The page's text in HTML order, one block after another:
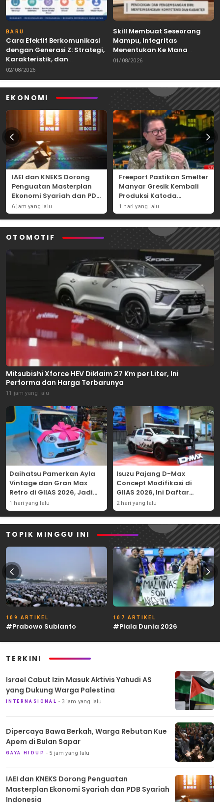
BARU
Cara Efektif Berkomunikasi
dengan Generasi Z: Strategi,
Karakteristik, dan
Tantangannya
02/08/2026
Skill Membuat Seseorang
Mampu, Integritas
Menentukan Ke Mana
Kemampuan Itu Dibawa
01/08/2026
EKONOMI
IAEI dan KNEKS Dorong
Penguatan Masterplan
Ekonomi Syariah dan PDB
Syariah Indonesia
6 jam yang lalu
Freeport Pastikan Smelter
Manyar Gresik Kembali
Produksi Katoda
Tembaga Mulai
September 2026
1 hari yang lalu
OTOMOTIF
Mitsubishi Xforce HEV Diklaim 27 Km per Liter, Ini
Performa dan Harga Terbarunya
11 jam yang lalu
Daihatsu Pamerkan Ayla
Vintage dan Gran Max
Retro di GIIAS 2026, Jadi
Hadiah Undian
1 hari yang lalu
Isuzu Pajang D-Max
Concept Modifikasi di
GIIAS 2026, Ini Daftar
Ubahannya
2 hari yang lalu
TOPIK MINGGU INI
109 ARTIKEL
#Prabowo Subianto
107 ARTIKEL
#Piala Dunia 2026
TERKINI
Israel Cabut Izin Masuk Aktivis Yahudi AS
yang Dukung Warga Palestina
INTERNASIONAL 3 jam yang lalu
Dipercaya Bawa Berkah, Warga Rebutan Kue
Apem di Bulan Sapar
GAYA HIDUP 5 jam yang lalu
IAEI dan KNEKS Dorong Penguatan
Masterplan Ekonomi Syariah dan PDB Syariah
Indonesia